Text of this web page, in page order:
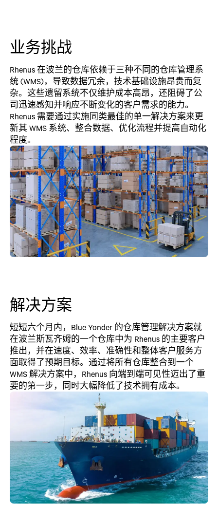
业务挑战
Rhenus 在波兰的仓库依赖于三种不同的仓库管理系
统 (WMS)，导致数据冗余，技术基础设施昂贵而复
杂。这些遗留系统不仅维护成本高昂，还阻碍了公
司迅速感知并响应不断变化的客户需求的能力。
Rhenus 需要通过实施同类最佳的单一解决方案来更
新其 WMS 系统、整合数据、优化流程并提高自动化
程度。
解决方案
短短六个月内，Blue Yonder 的仓库管理解决方案就
在波兰斯瓦齐姆的一个仓库中为 Rhenus 的主要客户
推出，并在速度、效率、准确性和整体客户服务方
面取得了预期目标。通过将所有仓库整合到一个
WMS 解决方案中，Rhenus 向端到端可见性迈出了重
要的第一步，同时大幅降低了技术拥有成本。